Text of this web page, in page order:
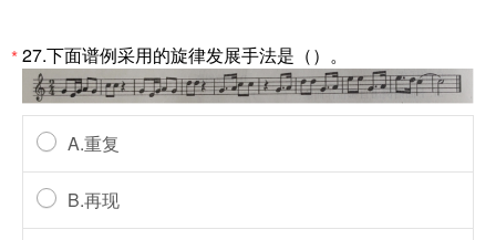
*27.下面谱例采用的旋律发展手法是（）。
A.重复
B.再现